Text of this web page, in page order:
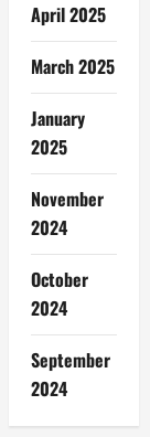
April 2025
March 2025
January
2025
November
2024
October
2024
September
2024